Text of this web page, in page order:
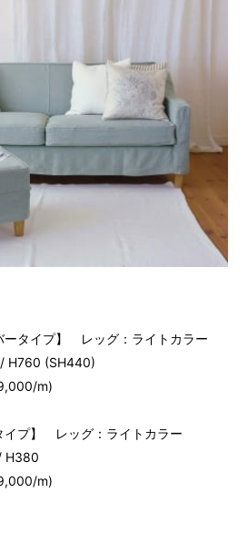
ータイプ】 レッグ：ライトカラー
H760 (SH440)
m)
イプ】 レッグ：ライトカラー
H380
m)